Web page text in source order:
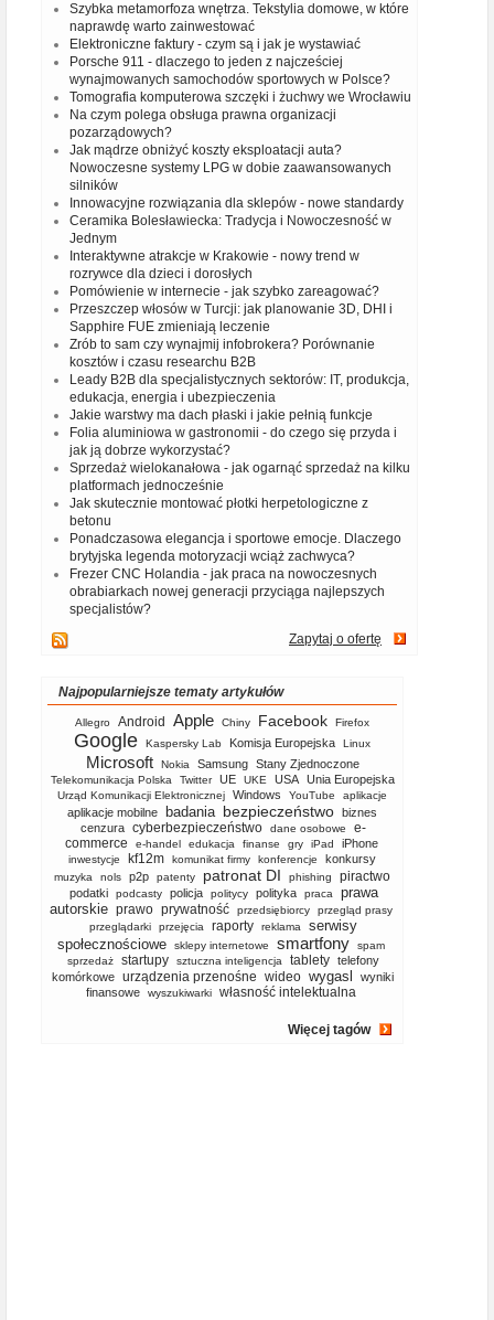
Szybka metamorfoza wnętrza. Tekstylia domowe, w które
naprawdę warto zainwestować
Elektroniczne faktury - czym są i jak je wystawiać
Porsche 911 - dlaczego to jeden z najcześciej
wynajmowanych samochodów sportowych w Polsce?
Tomografia komputerowa szczęki i żuchwy we Wrocławiu
Na czym polega obsługa prawna organizacji
pozarządowych?
Jak mądrze obniżyć koszty eksploatacji auta?
Nowoczesne systemy LPG w dobie zaawansowanych
silników
Innowacyjne rozwiązania dla sklepów - nowe standardy
Ceramika Bolesławiecka: Tradycja i Nowoczesność w
Jednym
Interaktywne atrakcje w Krakowie - nowy trend w
rozrywce dla dzieci i dorosłych
Pomówienie w internecie - jak szybko zareagować?
Przeszczep włosów w Turcji: jak planowanie 3D, DHI i
Sapphire FUE zmieniają leczenie
Zrób to sam czy wynajmij infobrokera? Porównanie
kosztów i czasu researchu B2B
Leady B2B dla specjalistycznych sektorów: IT, produkcja,
edukacja, energia i ubezpieczenia
Jakie warstwy ma dach płaski i jakie pełnią funkcje
Folia aluminiowa w gastronomii - do czego się przyda i
jak ją dobrze wykorzystać?
Sprzedaż wielokanałowa - jak ogarnąć sprzedaż na kilku
platformach jednocześnie
Jak skutecznie montować płotki herpetologiczne z
betonu
Ponadczasowa elegancja i sportowe emocje. Dlaczego
brytyjska legenda motoryzacji wciąż zachwyca?
Frezer CNC Holandia - jak praca na nowoczesnych
obrabiarkach nowej generacji przyciąga najlepszych
specjalistów?
Zapytaj o ofertę
Najpopularniejsze tematy artykułów
Allegro Android Apple Chiny Facebook Firefox
Google Kaspersky Lab Komisja Europejska Linux
Microsoft Nokia Samsung Stany Zjednoczone
Telekomunikacja Polska Twitter UE UKE USA Unia Europejska
Urząd Komunikacji Elektronicznej Windows YouTube aplikacje
aplikacje mobilne badania bezpieczeństwo biznes
cenzura cyberbezpieczeństwo dane osobowe
e-
commerce
e-handel edukacja finanse gry iPad iPhone
inwestycje kf12m komunikat firmy konferencje konkursy
muzyka nols p2p patenty patronat DI phishing piractwo
podatki podcasty policja politycy polityka praca
prawa
autorskie prawo prywatność przedsiębiorcy
przegląd prasy
przeglądarki
przejęcia raporty reklama
serwisy
społecznościowe
sklepy internetowe smartfony
spam
sprzedaż
startupy sztuczna inteligencja tablety telefony
komórkowe
urządzenia przenośne wideo wygasl
wyniki
finansowe
wyszukiwarki własność intelektualna
Więcej tagów